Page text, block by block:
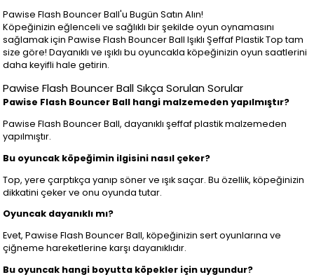
Pawise Flash Bouncer Ball'u Bugün Satın Alın!
Köpeğinizin eğlenceli ve sağlıklı bir şekilde oyun oynamasını
sağlamak için Pawise Flash Bouncer Ball Işıklı Şeffaf Plastik Top tam
size göre! Dayanıklı ve ışıklı bu oyuncakla köpeğinizin oyun saatlerini
daha keyifli hale getirin.
Pawise Flash Bouncer Ball Sıkça Sorulan Sorular
Pawise Flash Bouncer Ball hangi malzemeden yapılmıştır?
Pawise Flash Bouncer Ball, dayanıklı şeffaf plastik malzemeden
yapılmıştır.
Bu oyuncak köpeğimin ilgisini nasıl çeker?
Top, yere çarptıkça yanıp söner ve ışık saçar. Bu özellik, köpeğinizin
dikkatini çeker ve onu oyunda tutar.
Oyuncak dayanıklı mı?
Evet, Pawise Flash Bouncer Ball, köpeğinizin sert oyunlarına ve
çiğneme hareketlerine karşı dayanıklıdır.
Bu oyuncak hangi boyutta köpekler için uygundur?